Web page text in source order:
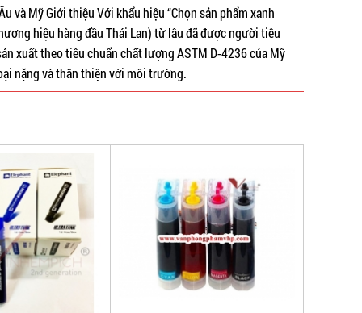
và Mỹ Giới thiệu Với khẩu hiệu “Chọn sản phẩm xanh
hiệu hàng đầu Thái Lan) từ lâu đã được người tiêu
xuất theo tiêu chuẩn chất lượng ASTM D-4236 của Mỹ
nặng và thân thiện với môi trường.